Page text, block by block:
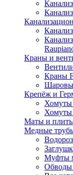
Краны и
Краны
Крепёж и
Хомуты
Хомуты
Маты и плиты
Медные
Муфты
Обводы